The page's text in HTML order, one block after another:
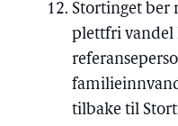
Stortinget ber
plettfri vandel
tilbake til